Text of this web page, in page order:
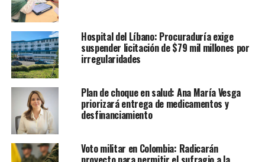
Hospital del Líbano: Procuraduría exige
suspender licitación de $79 mil millones por
irregularidades
Plan de choque en salud: Ana María Vesga
priorizará entrega de medicamentos y
desfinanciamiento
Voto militar en Colombia: Radicarán